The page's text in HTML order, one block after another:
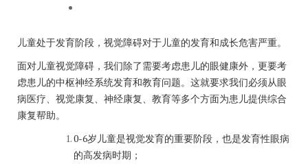
儿童处于发育阶段，视觉障碍对于儿童的发育和成长危害严重。
面对儿童视觉障碍，我们除了需要考虑患儿的眼健康外，更要考
虑患儿的中枢神经系统发育和教育问题。这就要求我们必须从眼
病医疗、视觉康复、神经康复、教育等多个方面为患儿提供综合
康复帮助。
0-6岁儿童是视觉发育的重要阶段，也是发育性眼病
的高发病时期；